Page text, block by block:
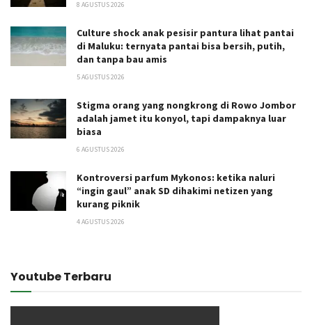
8 AGUSTUS 2026
Culture shock anak pesisir pantura lihat pantai
di Maluku: ternyata pantai bisa bersih, putih,
dan tanpa bau amis
5 AGUSTUS 2026
Stigma orang yang nongkrong di Rowo Jombor
adalah jamet itu konyol, tapi dampaknya luar
biasa
6 AGUSTUS 2026
Kontroversi parfum Mykonos: ketika naluri
“ingin gaul” anak SD dihakimi netizen yang
kurang piknik
4 AGUSTUS 2026
Youtube Terbaru